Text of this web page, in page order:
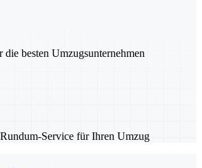
die besten Umzugsunternehmen
Service für Ihren Umzug